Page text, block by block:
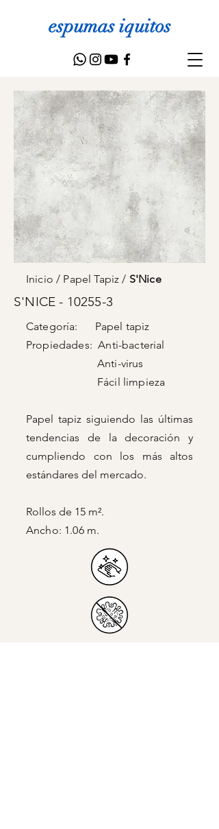
espumas iquitos
Inicio/ Papel Tapiz/ S'Nice
S'NICE - 10255-3
Categoría: Papel tapiz
Propiedades: Anti-bacterial
Anti-virus
Fácil limpieza
Papel tapiz siguiendo las últimas
tendencias de la decoración y
cumpliendo con los más altos
estándares del mercado.
Rollos de 15 m².
Ancho: 1.06 m.